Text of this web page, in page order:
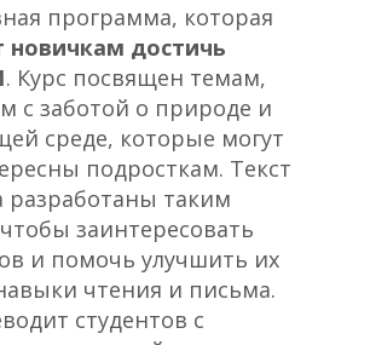
программа, которая
новичкам достичь
. Курс посвящен темам,
с заботой о природе и
среде, которые могут
подросткам. Текст
разработаны таким
заинтересовать
и помочь улучшить их
чтения и письма.
студентов с